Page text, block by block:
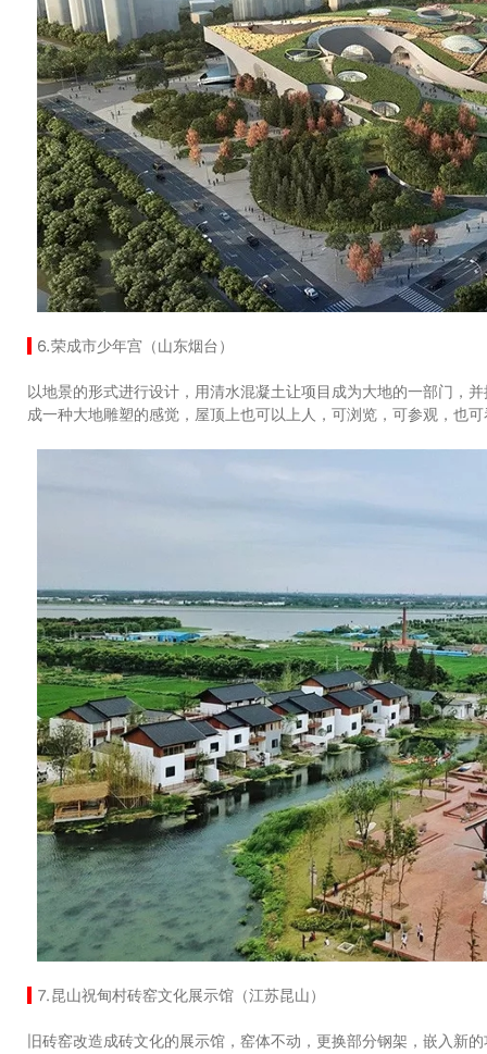
⒍荣成市少年宫（山东烟台）
以地景的形式进行设计，用清水混凝土让项目成为大地的一部门，
成一种大地雕塑的感觉，屋顶上也可以上人，可浏览，可参观，也
⒎昆山祝甸村砖窑文化展示馆（江苏昆山）
旧砖窑改造成砖文化的展示馆，窑体不动，更换部分钢架，嵌入新